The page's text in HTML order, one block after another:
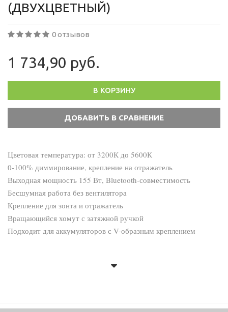
(ДВУХЦВЕТНЫЙ)
0 отзывов
1 734,90 руб.
В КОРЗИНУ
Цветовая температура: от 3200К до 5600К
0-100% диммирование, крепление на отражатель
Выходная мощность 155 Вт, Bluetooth-совместимость
Бесшумная работа без вентилятора
Крепление для зонта и отражатель
Вращающийся хомут с затяжной ручкой
Подходит для аккумуляторов с V-образным креплением